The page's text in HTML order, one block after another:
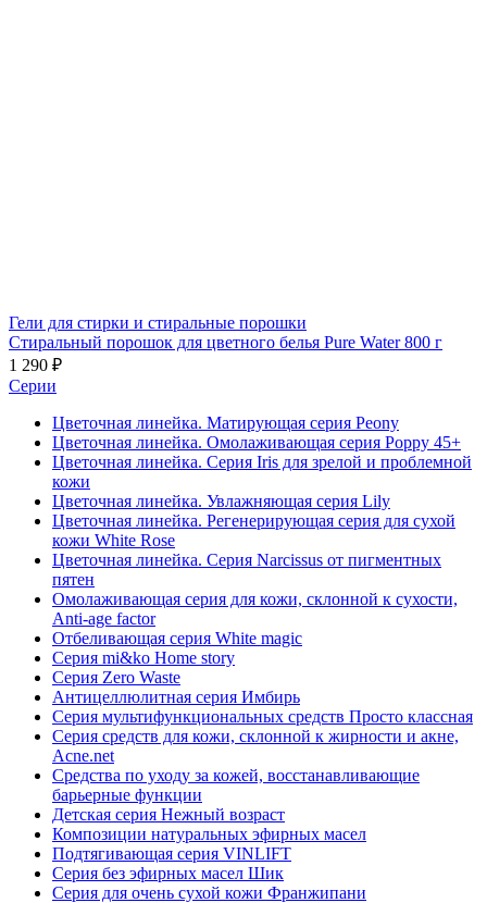
Гели для стирки и стиральные порошки
Стиральный порошок для цветного белья Pure Water 800 г
1 290 ₽
Серии
Цветочная линейка. Матирующая серия Peony
Цветочная линейка. Омолаживающая серия Poppy 45+
Цветочная линейка. Серия Iris для зрелой и проблемной
кожи
Цветочная линейка. Увлажняющая серия Lily
Цветочная линейка. Регенерирующая серия для сухой
кожи White Rose
Цветочная линейка. Серия Narcissus от пигментных
пятен
Омолаживающая серия для кожи, склонной к сухости,
Anti-age factor
Отбеливающая серия White magic
Серия mi&ko Home story
Серия Zero Waste
Антицеллюлитная серия Имбирь
Серия мультифункциональных средств Просто классная
Серия средств для кожи, склонной к жирности и акне,
Acne.net
Средства по уходу за кожей, восстанавливающие
барьерные функции
Детская серия Нежный возраст
Композиции натуральных эфирных масел
Подтягивающая серия VINLIFT
Серия без эфирных масел Шик
Серия для очень сухой кожи Франжипани